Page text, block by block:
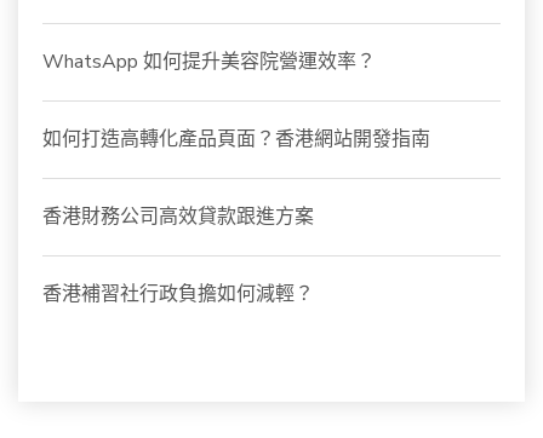
WhatsApp 如何提升美容院營運效率？
如何打造高轉化產品頁面？香港網站開發指南
香港財務公司高效貸款跟進方案
香港補習社行政負擔如何減輕？